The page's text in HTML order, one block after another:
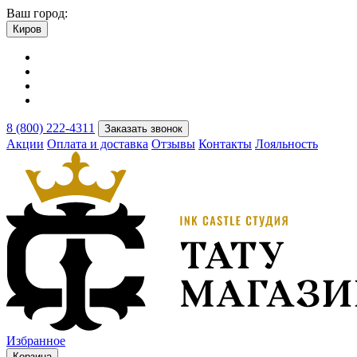
Ваш город:
Киров
8 (800) 222-4311 Заказать звонок
Акции Оплата и доставка Отзывы Контакты Лояльность
Избранное